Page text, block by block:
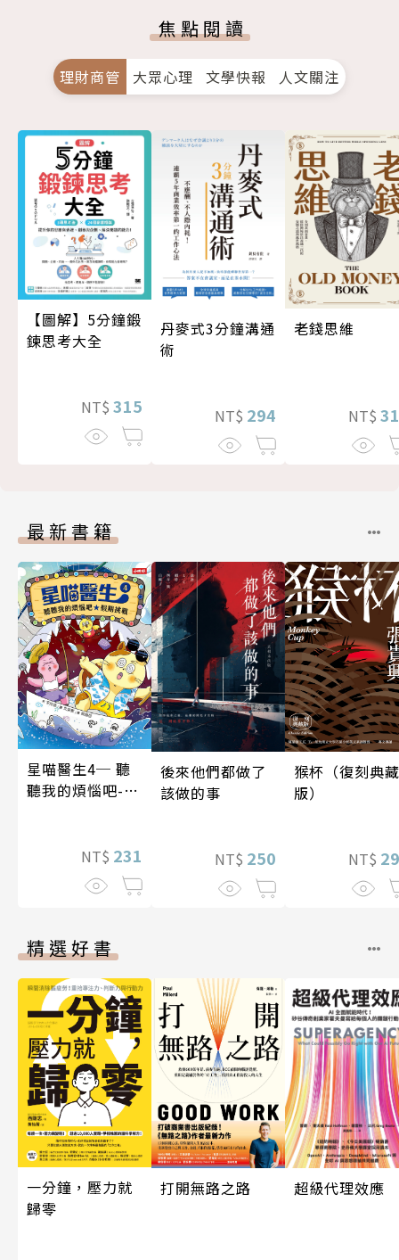
焦點閱讀
理財商管 大眾心理 文學快報 人文關注
【圖解】5分鐘鍛
鍊思考大全
NT$ 315
丹麥式3分鐘溝通
術
NT$ 294
老錢思維
NT$
最新書籍
星喵醫生4─ 聽
聽我的煩惱吧-假
NT$ 231
後來他們都做了
該做的事
NT$ 250
猴杯（復刻典藏
版）
NT$
精選好書
一分鐘，壓力就
歸零
打開無路之路 超級代理效應